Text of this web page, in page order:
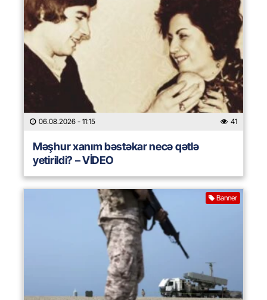
06.08.2026 - 11:15 41
Məşhur xanım bəstəkar necə qətlə
yetirildi? – VİDEO
Banner